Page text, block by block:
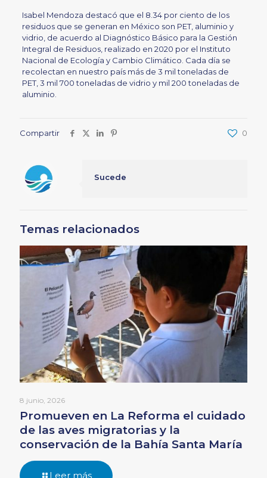
Isabel Mendoza destacó que el 8.34 por ciento de los
residuos que se generan en México son PET, aluminio y
vidrio, de acuerdo al Diagnóstico Básico para la Gestión
Integral de Residuos, realizado en 2020 por el Instituto
Nacional de Ecología y Cambio Climático. Cada día se
recolectan en nuestro país más de 3 mil toneladas de
PET, 3 mil 700 toneladas de vidrio y mil 200 toneladas de
aluminio.
Compartir 0
Sucede
Temas relacionados
8 junio, 2026
Promueven en La Reforma el cuidado
de las aves migratorias y la
conservación de la Bahía Santa María
Leer más